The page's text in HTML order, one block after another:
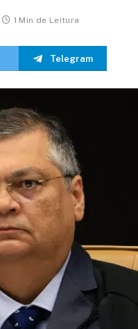
1 Min de Leitura
Telegram